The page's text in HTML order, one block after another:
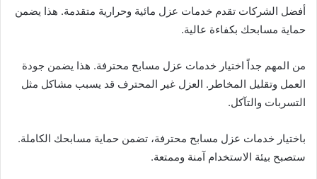
أفضل الشركات تقدم خدمات عزل مائية وحرارية متقدمة. هذا يضمن
حماية مسابحك بكفاءة عالية.
من المهم جداً اختيار خدمات عزل مسابح محترفة. هذا يضمن جودة
العمل وتقليل المخاطر. العزل غير المحترف قد يسبب مشاكل مثل
التسربات والتآكل.
باختيار خدمات عزل مسابح محترفة، تضمن حماية مسابحك الكاملة.
ستصبح بيئة الاستخدام آمنة وممتعة.